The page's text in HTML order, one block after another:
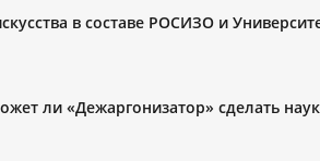
в составе РОСИЗО и
ли «Дежаргонизатор» сделать